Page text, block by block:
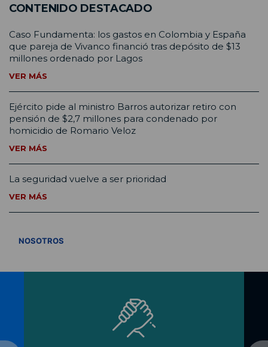
CONTENIDO DESTACADO
Caso Fundamenta: los gastos en Colombia y España
que pareja de Vivanco financió tras depósito de $13
millones ordenado por Lagos
VER MÁS
Ejército pide al ministro Barros autorizar retiro con
pensión de $2,7 millones para condenado por
homicidio de Romario Veloz
VER MÁS
La seguridad vuelve a ser prioridad
VER MÁS
NOSOTROS